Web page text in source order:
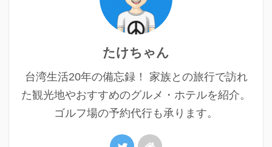
たけちゃん
台湾生活20年の備忘録！ 家族との旅行で訪れ
た観光地やおすすめのグルメ・ホテルを紹介。
ゴルフ場の予約代行も承ります。